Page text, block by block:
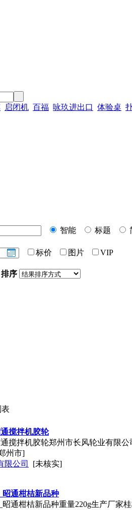
启闭机 百福 咏玖进出口 体验桌
智能
标题
标价 图片
VIP
排序
搅拌机胶轮
搅拌机胶轮郑州市长风轮业有限
州市]
限公司
[未核实]
昭通柑桔新品种
昭通柑桔新品种重量220g生产厂家